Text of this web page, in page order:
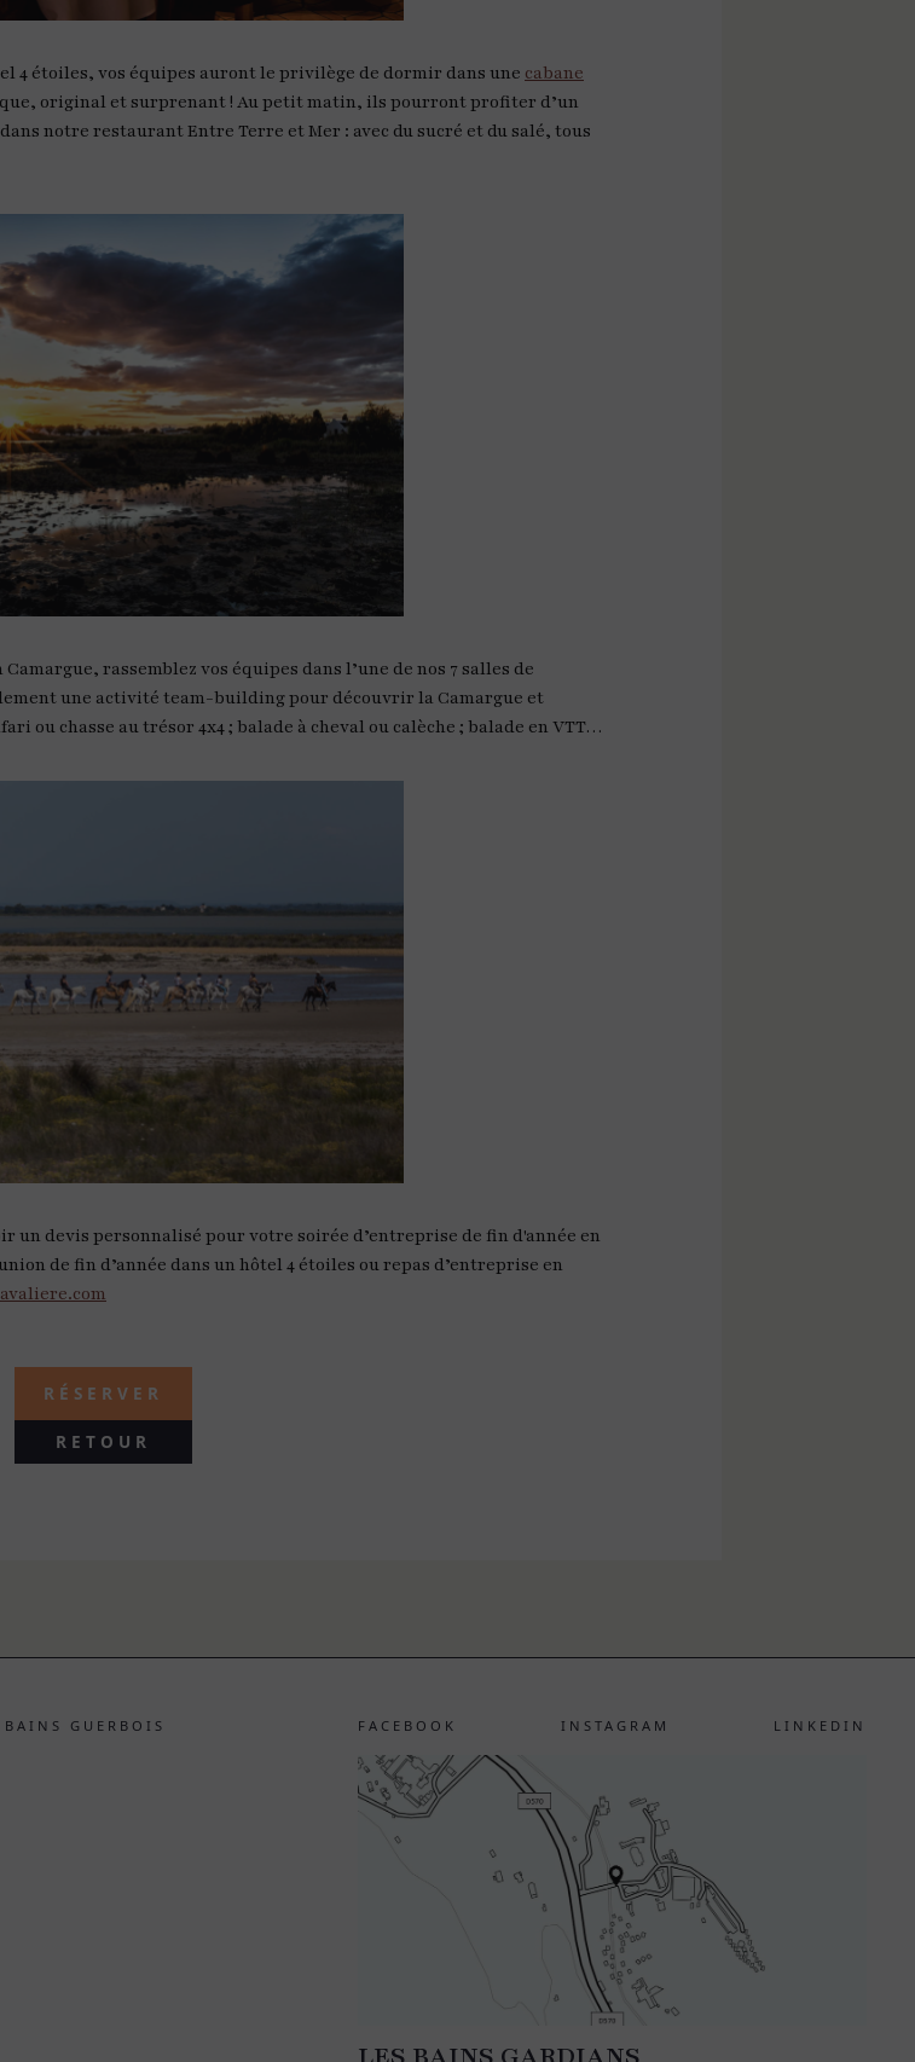
4 étoiles, vos équipes auront le privilège de dormir dans une cabane
original et surprenant ! Au petit matin, ils pourront profiter d’un
notre restaurant Entre Terre et Mer : avec du sucré et du salé, tous
rassemblez vos équipes dans l’une de nos 7 salles de
une activité team-building pour découvrir la Camargue et
ou chasse au trésor 4x4 ; balade à cheval ou calèche ; balade en VTT…
un devis personnalisé pour votre soirée d’entreprise de fin d'année en
de fin d’année dans un hôtel 4 étoiles ou repas d’entreprise en
RÉSERVER
RETOUR
BAINS GUERBOIS FACEBOOK INSTAGRAM LINKEDIN